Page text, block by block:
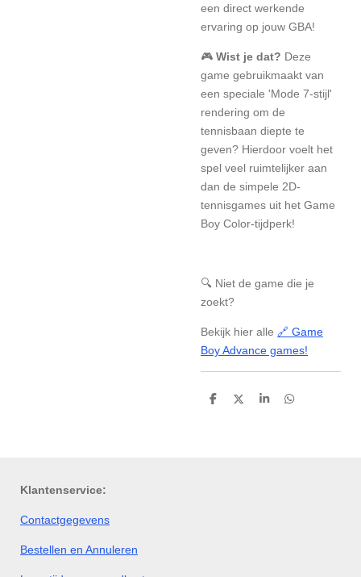
een direct werkende
ervaring op jouw GBA!
🎮 Wist je dat? Deze
game gebruikmaakt van
een speciale 'Mode 7-stijl'
rendering om de
tennisbaan diepte te
geven? Hierdoor voelt het
spel veel ruimtelijker aan
dan de simpele 2D-
tennisgames uit het Game
Boy Color-tijdperk!
🔍 Niet de game die je
zoekt?
Bekijk hier alle 🔗 Game
Boy Advance games!
D
D
S
D
Klantenservice:
Contactgegevens
Bestellen en Annuleren